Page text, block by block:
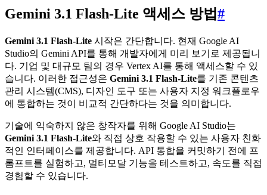
Gemini 3.1 Flash-Lite 액세스 방법#
Gemini 3.1 Flash-Lite 시작은 간단합니다. 현재 Google AI
Studio의 Gemini API를 통해 개발자에게 미리 보기로 제공됩니
다. 기업 및 대규모 팀의 경우 Vertex AI를 통해 액세스할 수 있
습니다. 이러한 접근성은 Gemini 3.1 Flash-Lite를 기존 콘텐츠
관리 시스템(CMS), 디자인 도구 또는 사용자 지정 워크플로우
에 통합하는 것이 비교적 간단하다는 것을 의미합니다.
기술에 익숙하지 않은 창작자를 위해 Google AI Studio는
Gemini 3.1 Flash-Lite와 직접 상호 작용할 수 있는 사용자 친화
적인 인터페이스를 제공합니다. API 통합을 커밋하기 전에 프
롬프트를 실험하고, 멀티모달 기능을 테스트하고, 속도를 직접
경험할 수 있습니다.